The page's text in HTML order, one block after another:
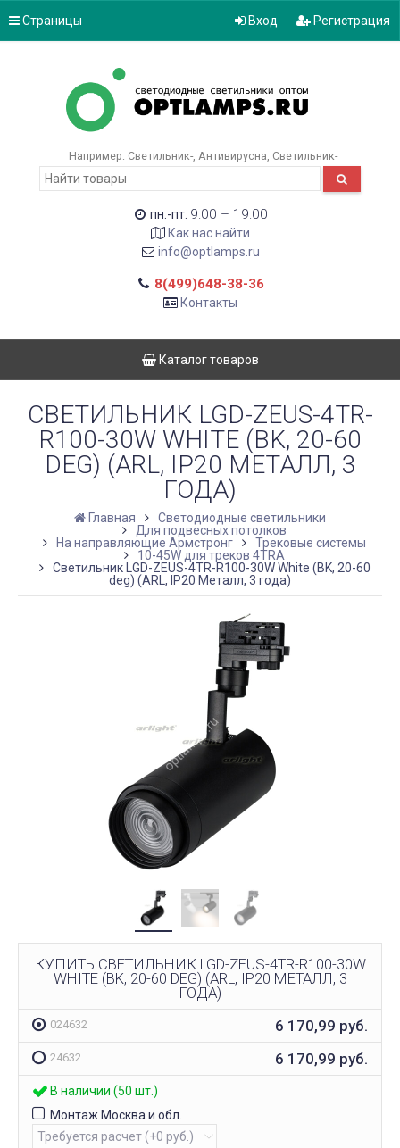
Страницы Вход Регистрация
Например: Светильник- Антивирусна Светильник-
пн.-пт. 9:00 – 19:00
Как нас найти
info@optlamps.ru
8(499)648-38-36
Контакты
Каталог товаров
СВЕТИЛЬНИК LGD-ZEUS-4TR-
R100-30W WHITE (BK, 20-60
DEG) (ARL, IP20 МЕТАЛЛ, 3
ГОДА)
Главная
Светодиодные светильники
Для подвесных потолков
На направляющие Армстронг
Трековые системы
10-45W для треков 4TRA
Светильник LGD-ZEUS-4TR-R100-30W White (BK, 20-60
deg) (ARL, IP20 Металл, 3 года)
КУПИТЬ СВЕТИЛЬНИК LGD-ZEUS-4TR-R100-30W
WHITE (BK, 20-60 DEG) (ARL, IP20 МЕТАЛЛ, 3
ГОДА)
024632 6 170,99 руб.
24632 6 170,99 руб.
В наличии (50 шт.)
Монтаж Москва и обл.